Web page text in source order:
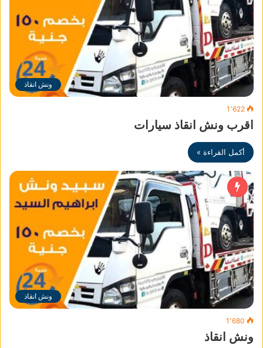
ونش انقاذ
1٬622
اقرب ونش انقاذ سيارات
أكمل القراءة »
ونش انقاذ
1٬680
ونش انقاذ